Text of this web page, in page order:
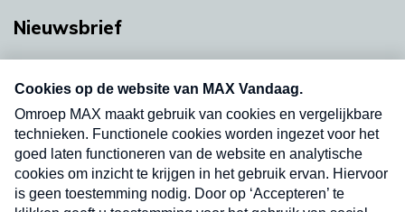
Nieuwsbrief
nieuwsbrief. Elke vrijdag- en dinsdagochtend in
uw mailbox.
Verzend